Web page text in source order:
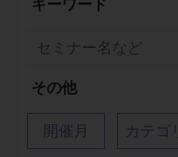
キーワード
その他
開催月 カテゴ
IP電話・ひかり電話は
受付時間 月～金 9:00
暇、年末年始を除く）
歯科医療従事者専用窓